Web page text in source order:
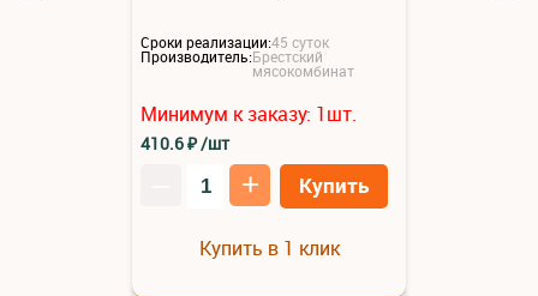
Сроки реализации:45 суток
Производитель:Брестский
мясокомбинат
Минимум к заказу: 1шт.
410.6₽/шт
+ Купить
Купить в 1 клик